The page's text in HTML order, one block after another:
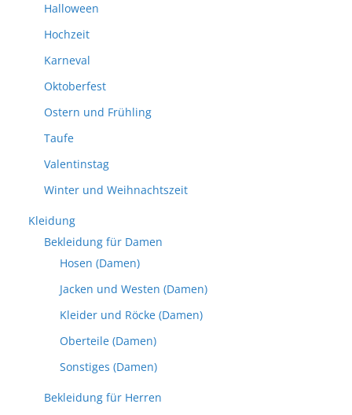
Halloween
Hochzeit
Karneval
Oktoberfest
Ostern und Frühling
Taufe
Valentinstag
Winter und Weihnachtszeit
Kleidung
Bekleidung für Damen
Hosen (Damen)
Jacken und Westen (Damen)
Kleider und Röcke (Damen)
Oberteile (Damen)
Sonstiges (Damen)
Bekleidung für Herren